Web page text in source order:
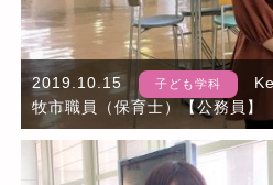
2019.10.15 子ども学科
牧市職員（保育士）【公務員】